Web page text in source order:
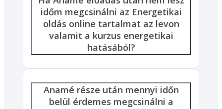
időm megcsinálni az Energetikai
oldás online tartalmat az levon
valamit a kurzus energetikai
hatásából?
Anamé része után mennyi időn
belül érdemes megcsinálni a